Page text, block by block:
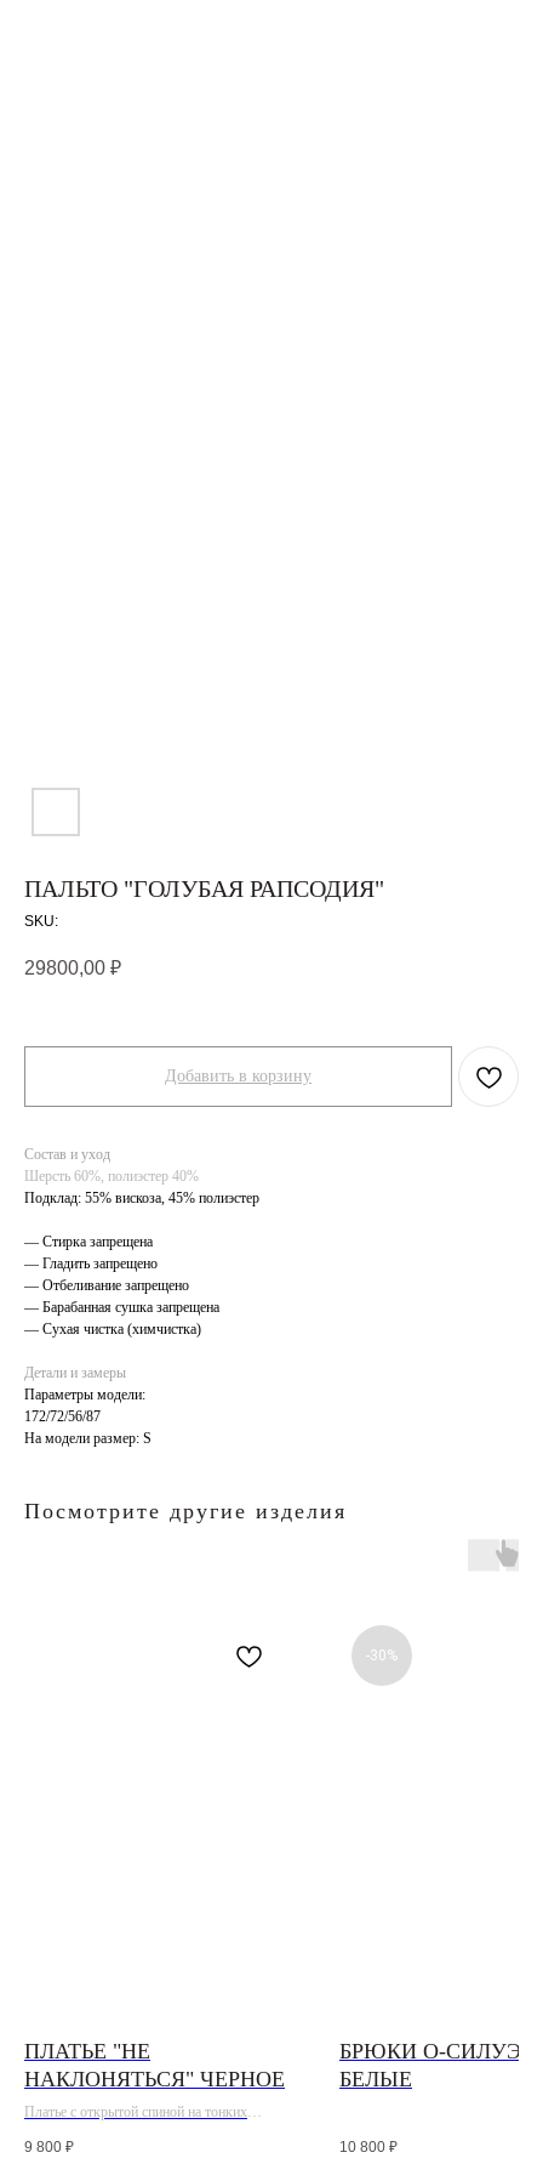
ПАЛЬТО "ГОЛУБАЯ РАПСОДИЯ"
SKU:
29800,00 ₽
Добавить в корзину
Состав и уход
Шерсть 60%, полиэстер 40%
Подклад: 55% вискоза, 45% полиэстер
— Стирка запрещена
— Гладить запрещено
— Отбеливание запрещено
— Барабанная сушка запрещена
— Сухая чистка (химчистка)
Детали и замеры
Параметры модели:
172/72/56/87
На модели размер: S
Посмотрите другие изделия
ПЛАТЬЕ "НЕ
НАКЛОНЯТЬСЯ" ЧЕРНОЕ
Платье с открытой спиной на тонких
9 800 ₽
-30%
БРЮКИ О-
БЕЛЫЕ
10 800 ₽